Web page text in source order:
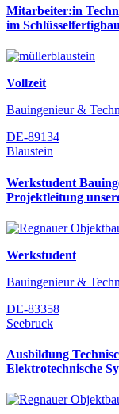
Mitarbeiter:in
im Schlüsselfertigbau
Vollzeit
Bauingenieur &
DE-89134
Blaustein
Werkstudent
Projektleitung
Werkstudent
Bauingenieur &
DE-83358
Seebruck
Ausbildung
Elektrotechnische